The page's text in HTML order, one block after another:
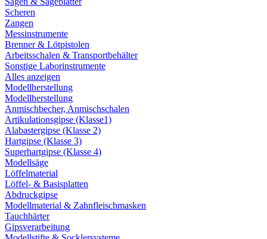
Scheren
Zangen
Messinstrumente
Brenner & Lötpistolen
Arbeitsschalen & Transportbehälter
Sonstige Laborinstrumente
Alles anzeigen
Modellherstellung
Modellherstellung
Anmischbecher, Anmischschalen
Artikulationsgipse (Klasse1)
Alabastergipse (Klasse 2)
Hartgipse (Klasse 3)
Superhartgipse (Klasse 4)
Modellsäge
Löffelmaterial
Löffel- & Basisplatten
Abdruckgipse
Modellmaterial & Zahnfleischmasken
Tauchhärter
Gipsverarbeitung